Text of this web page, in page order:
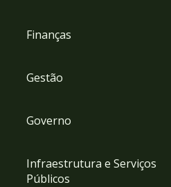
Finanças
Gestão
Governo
Infraestrutura e Serviços
Públicos